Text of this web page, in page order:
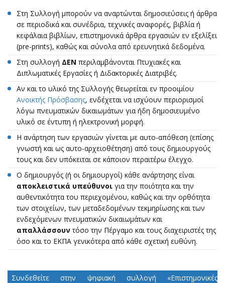
Στη Συλλογή μπορούν να αναρτώνται δημοσιεύσεις ή άρθρα
σε περιοδικά και συνέδρια, τεχνικές αναφορές, βιβλία ή
κεφάλαια βιβλίων, επιστημονικά άρθρα εργασιών εν εξελίξει
(pre-prints), καθώς και σύνολα από ερευνητικά δεδομένα.
Στη συλλογή ΔΕΝ περιλαμβάνονται Πτυχιακές και
Διπλωματικές Εργασίες ή Διδακτορικές Διατριβές.
Αν και το υλικό της Συλλογής θεωρείται εν προοιμίου
Ανοικτής Πρόσβασης, ενδέχεται να ισχύουν περιορισμοί
λόγω πνευματικών δικαιωμάτων για ήδη δημοσιευμένο
υλικό σε έντυπη ή ηλεκτρονική μορφή.
Η ανάρτηση των εργασιών γίνεται με αυτο-απόθεση (επίσης
γνωστή και ως αυτο-αρχειοθέτηση) από τους δημιουργούς
τους και δεν υπόκειται σε κάποιον περαιτέρω έλεγχο.
Ο δημιουργός (ή οι δημιουργοί) κάθε ανάρτησης είναι
αποκλειστικά υπεύθυνοι για την ποιότητα και την
αυθεντικότητα του περιεχομένου, καθώς και την ορθότητα
των στοιχείων, των μεταδεδομένων τεκμηρίωσης και των
ενδεχόμενων πνευματικών δικαιωμάτων και
απαλλάσσουν τόσο την Πέργαμο και τους διαχειριστές της
όσο και το ΕΚΠΑ γενικότερα από κάθε σχετική ευθύνη.
Συνδεθείτε στην ψηφιακή συλλογή «Επιστημονικές